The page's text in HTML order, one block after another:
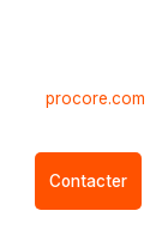
procore.com
Contacter